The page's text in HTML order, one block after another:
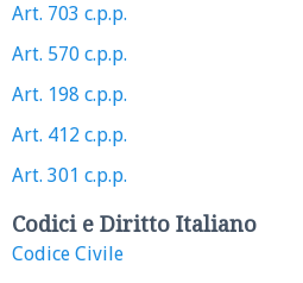
Art. 703 c.p.p.
Art. 570 c.p.p.
Art. 198 c.p.p.
Art. 412 c.p.p.
Art. 301 c.p.p.
Codici e Diritto Italiano
Codice Civile